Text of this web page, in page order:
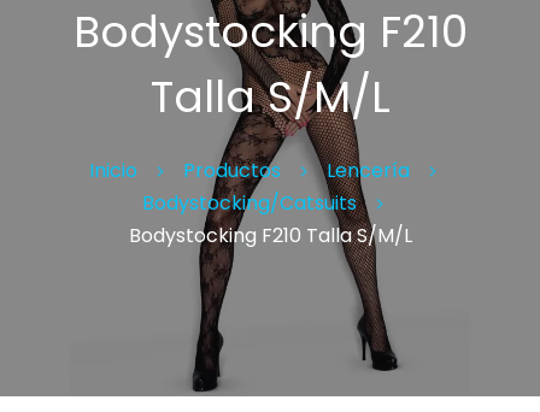
Bodystocking F210
Talla S/M/L
Inicio Productos
Lencería
Bodystocking/Catsuits
Bodystocking F210 Talla S/M/L